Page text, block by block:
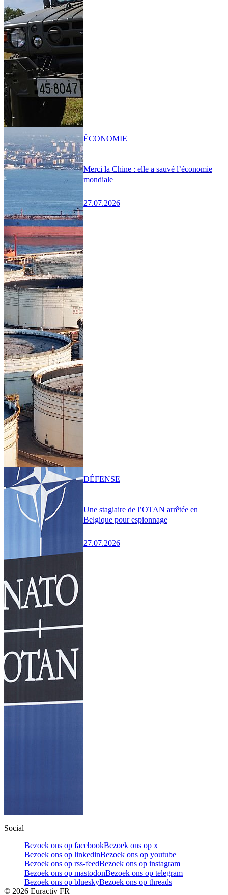
Merci la Chine : elle a sauvé l’économie
mondiale
27.07.2026
ÉCONOMIE
Une stagiaire de l’OTAN arrêtée en
Belgique pour espionnage
27.07.2026
DÉFENSE
Social
Bezoek ons op facebookBezoek ons op x
Bezoek ons op linkedinBezoek ons op youtube
Bezoek ons op rss-feedBezoek ons op instagram
Bezoek ons op mastodonBezoek ons op telegram
Bezoek ons op blueskyBezoek ons op threads
© 2026 Euractiv FR